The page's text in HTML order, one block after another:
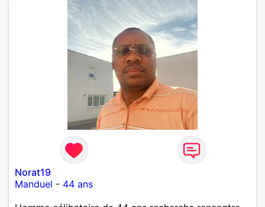
Norat19
Manduel - 44 ans